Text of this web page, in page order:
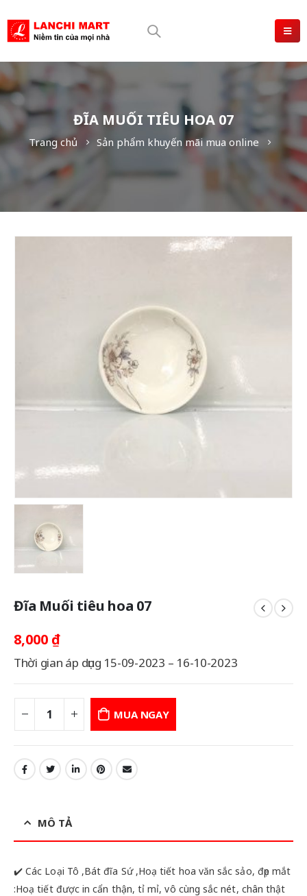
ĐĨA MUỐI TIÊU HOA 07
Trang chủ Sản phẩm khuyến mãi mua online
Đĩa Muối tiêu hoa 07
8,000 ₫
Thời gian áp dụng 15-09-2023 – 16-10-2023
MUA NGAY
MÔ TẢ
✔️ Các Loại Tô ,Bát đĩa Sứ ,Hoạ tiết hoa văn sắc sảo, đẹp mắt
:Hoạ tiết được in cẩn thận, tỉ mỉ, vô cùng sắc nét, chân thật